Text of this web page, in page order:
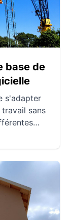
des
base de
s'adapter
sans
Des
de